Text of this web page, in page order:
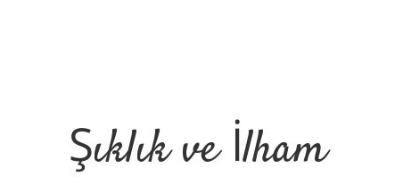
Şıklık ve İlham